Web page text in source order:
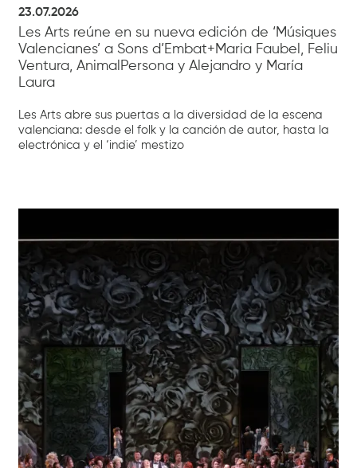
23.07.2026
Les Arts reúne en su nueva edición de ‘Músiques
Valencianes’ a Sons d’Embat+Maria Faubel, Feliu
Ventura, AnimalPersona y Alejandro y María
Laura
Les Arts abre sus puertas a la diversidad de la escena
valenciana: desde el folk y la canción de autor, hasta la
electrónica y el ‘indie’ mestizo